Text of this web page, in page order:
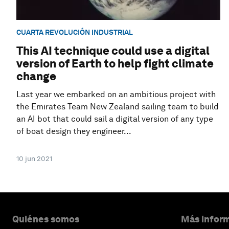
CUARTA REVOLUCIÓN INDUSTRIAL
This AI technique could use a digital
version of Earth to help fight climate
change
Last year we embarked on an ambitious project with
the Emirates Team New Zealand sailing team to build
an AI bot that could sail a digital version of any type
of boat design they engineer...
10 jun 2021
Quiénes somos Más